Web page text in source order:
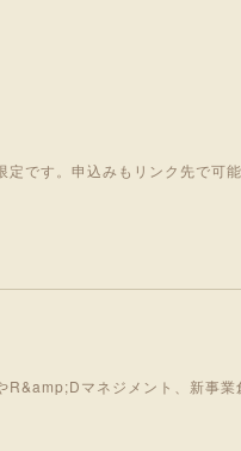
です。申込みもリンク先で可
マネジメント、新事業